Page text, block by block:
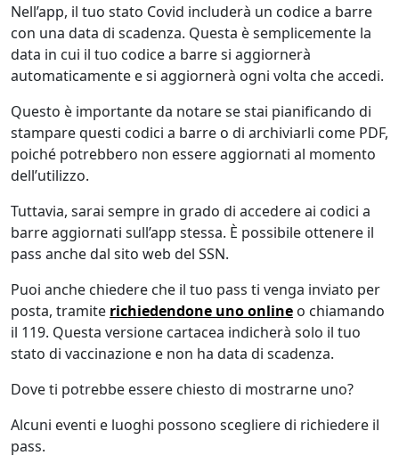
Nell’app, il tuo stato Covid includerà un codice a barre
con una data di scadenza. Questa è semplicemente la
data in cui il tuo codice a barre si aggiornerà
automaticamente e si aggiornerà ogni volta che accedi.
Questo è importante da notare se stai pianificando di
stampare questi codici a barre o di archiviarli come PDF,
poiché potrebbero non essere aggiornati al momento
dell’utilizzo.
Tuttavia, sarai sempre in grado di accedere ai codici a
barre aggiornati sull’app stessa. È possibile ottenere il
pass anche dal sito web del SSN.
Puoi anche chiedere che il tuo pass ti venga inviato per
posta, tramite richiedendone uno online o chiamando
il 119. Questa versione cartacea indicherà solo il tuo
stato di vaccinazione e non ha data di scadenza.
Dove ti potrebbe essere chiesto di mostrarne uno?
Alcuni eventi e luoghi possono scegliere di richiedere il
pass.